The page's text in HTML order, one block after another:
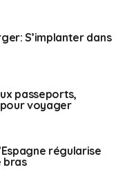
S’implanter dans
passeports,
voyager
régularise
bras